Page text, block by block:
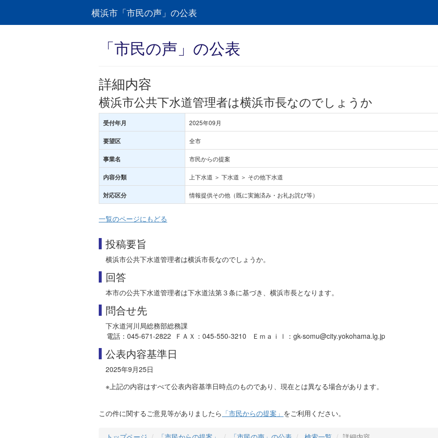
横浜市「市民の声」の公表
「市民の声」の公表
詳細内容
横浜市公共下水道管理者は横浜市長なのでしょうか
受付年月 2025年09月
要望区 全市
事業名 市民からの提案
内容分類 上下水道 ＞ 下水道 ＞ その他下水道
対応区分 情報提供その他（既に実施済み・お礼お詫び等）
一覧のページにもどる
投稿要旨
横浜市公共下水道管理者は横浜市長なのでしょうか。
回答
本市の公共下水道管理者は下水道法第３条に基づき、横浜市長となります。
問合せ先
下水道河川局総務部総務課
電話：045-671-2822 ＦＡＸ：045-550-3210 Ｅｍａｉｌ：gk-somu@city.yokohama.lg.jp
公表内容基準日
2025年9月25日
※上記の内容はすべて公表内容基準日時点のものであり、現在とは異なる場合があります。
この件に関するご意見等がありましたら 「市民からの提案」 をご利用ください。